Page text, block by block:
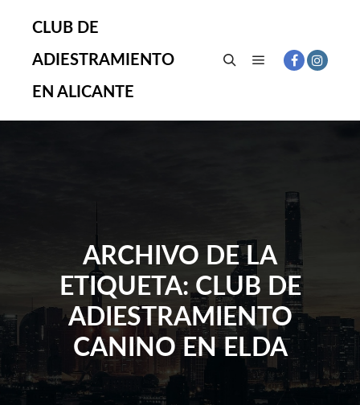
CLUB DE
ADIESTRAMIENTO
EN ALICANTE
ARCHIVO DE LA
ETIQUETA:CLUB DE
ADIESTRAMIENTO
CANINO EN ELDA